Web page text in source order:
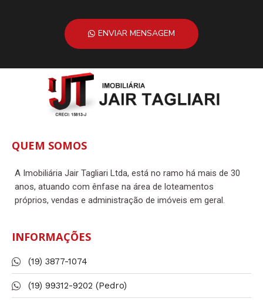
ENVIAR MENSAGEM
QUEM SOMOS
A Imobiliária Jair Tagliari Ltda, está no ramo há mais de 30
anos, atuando com ênfase na área de loteamentos
próprios, vendas e administração de imóveis em geral.
INFORMAÇÕES
(19) 3877-1074
(19) 99312-9202 (Pedro)